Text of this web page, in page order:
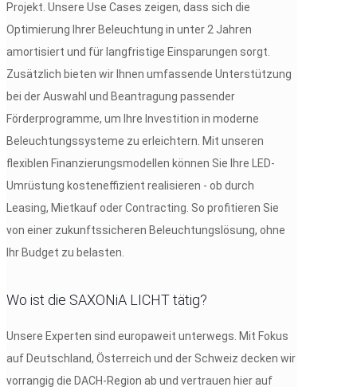
Projekt. Unsere Use Cases zeigen, dass sich die
Optimierung Ihrer Beleuchtung in unter 2 Jahren
amortisiert und für langfristige Einsparungen sorgt.
Zusätzlich bieten wir Ihnen umfassende Unterstützung
bei der Auswahl und Beantragung passender
Förderprogramme, um Ihre Investition in moderne
Beleuchtungssysteme zu erleichtern. Mit unseren
flexiblen Finanzierungsmodellen können Sie Ihre LED-
Umrüstung kosteneffizient realisieren - ob durch
Leasing, Mietkauf oder Contracting. So profitieren Sie
von einer zukunftssicheren Beleuchtungslösung, ohne
Ihr Budget zu belasten.
Wo ist die SAXONiA LICHT tätig?
Unsere Experten sind europaweit unterwegs. Mit Fokus
auf Deutschland, Österreich und der Schweiz decken wir
vorrangig die DACH-Region ab und vertrauen hier auf